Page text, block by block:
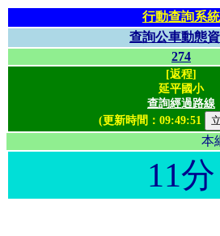
行動查詢系統
查詢公車動態
274
[返程]
延平國小
查詢經過路線
(更新時間： 09:49:51
本
11分